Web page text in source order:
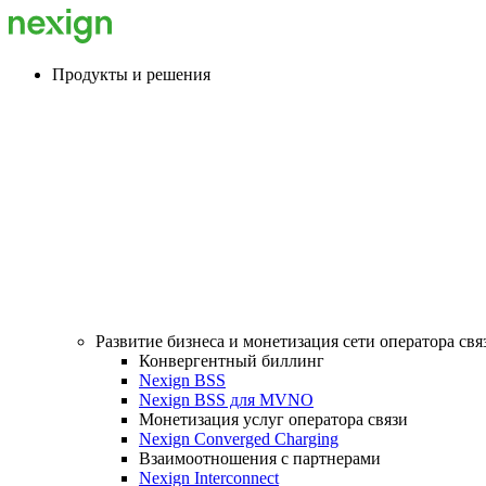
Продукты и решения
Развитие бизнеса и монетизация сети оператора
Конвергентный биллинг
Nexign BSS
Nexign BSS для MVNO
Монетизация услуг оператора связи
Nexign Converged Charging
Взаимоотношения с партнерами
Nexign Interconnect